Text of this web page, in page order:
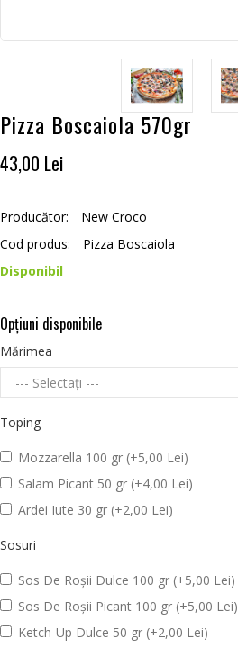
Pizza Boscaiola 570gr
43,00 Lei
Producător:
New Croco
Cod produs:
Pizza Boscaiola
Disponibil
Opţiuni disponibile
Mărimea
Toping
Mozzarella 100 gr (+5,00 Lei)
Salam Picant 50 gr (+4,00 Lei)
Ardei Iute 30 gr (+2,00 Lei)
Sosuri
Sos De Roșii Dulce 100 gr (+5,00 Lei)
Sos De Roșii Picant 100 gr (+5,00 Lei)
Ketch-Up Dulce 50 gr (+2,00 Lei)